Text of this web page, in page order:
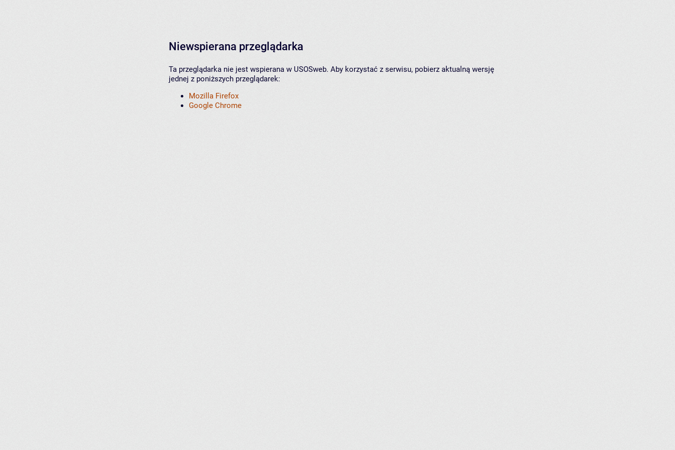
Niewspierana przeglądarka
Ta przeglądarka nie jest wspierana w USOSweb. Aby korzystać z serwisu, pobierz aktualną wersję
jednej z poniższych przeglądarek:
Mozilla Firefox
Google Chrome